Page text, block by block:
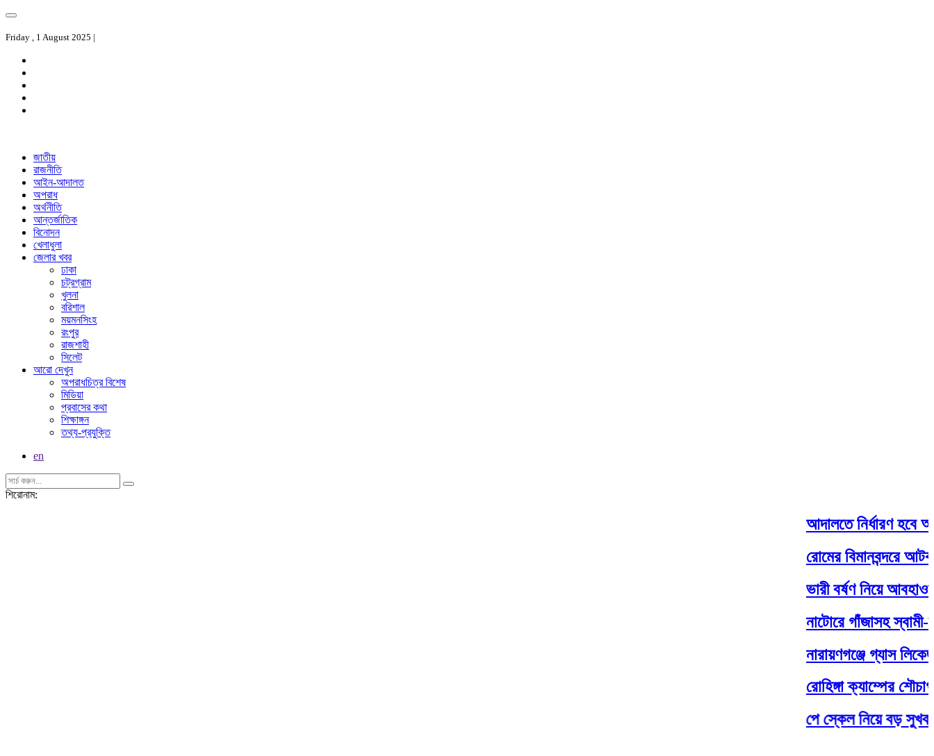
Friday , 1 August 2025 |
জাতীয়
রাজনীতি
আইন-আদালত
অপরাধ
অর্থনীতি
আন্তর্জাতিক
বিনোদন
খেলাধুলা
জেলার খবর
ঢাকা
চট্রগ্রাম
খুলনা
বরিশাল
ময়মনসিংহ
রংপুর
রাজশাহী
সিলেট
আরো দেখুন
অপরাধচিত্র বিশেষ
মিডিয়া
প্রবাসের কথা
শিক্ষাঙ্গন
তথ্য-প্রযুক্তি
en
শিরোনাম:
আদালতে নির্ধারণ হবে
রোমের বিমানবন্দরে আটকা
ভারী বর্ষণ নিয়ে আবহাওয়া
নাটোরে গাঁজাসহ স্বামী-
নারায়ণগঞ্জে গ্যাস
রোহিঙ্গা ক্যাম্পের
পে স্কেল নিয়ে বড় সুখবর,